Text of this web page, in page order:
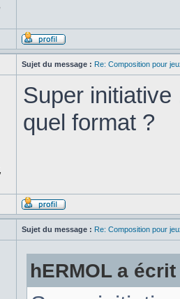
Sujet du message : Re: Composition pour
Super
quel format ?
Sujet du message : Re: Composition pour
hERMOL a